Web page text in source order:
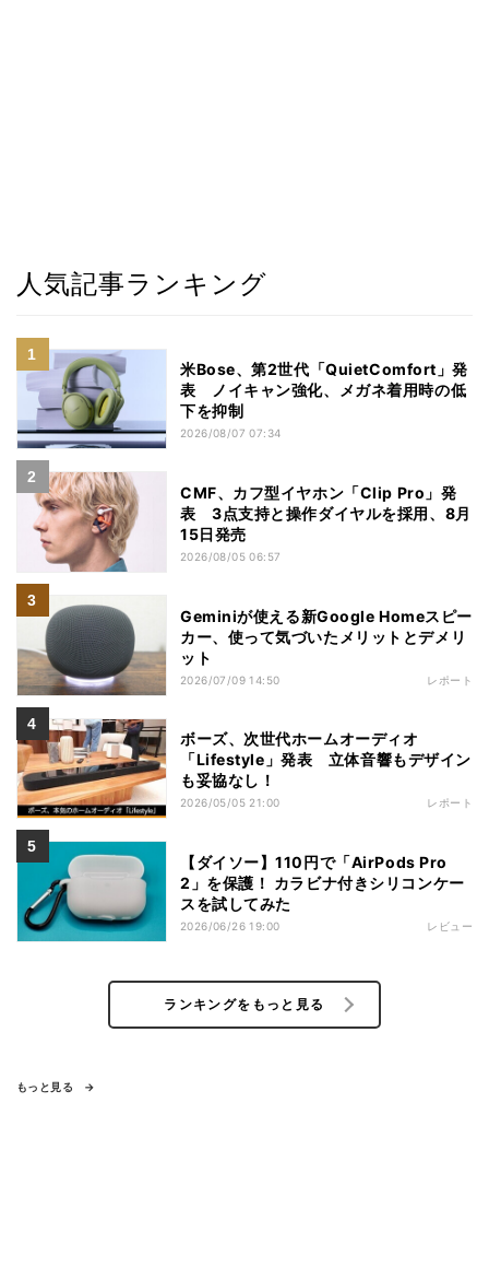
人気記事ランキング
米Bose、第2世代「QuietComfort」発
表 ノイキャン強化、メガネ着用時の低
下を抑制
2026/08/07 07:34
CMF、カフ型イヤホン「Clip Pro」発
表 3点支持と操作ダイヤルを採用、8月
15日発売
2026/08/05 06:57
Geminiが使える新Google Homeスピー
カー、使って気づいたメリットとデメリ
ット
2026/07/09 14:50 レポート
ボーズ、次世代ホームオーディオ
「Lifestyle」発表 立体音響もデザイン
も妥協なし！
2026/05/05 21:00 レポート
【ダイソー】110円で「AirPods Pro
2」を保護！ カラビナ付きシリコンケー
スを試してみた
2026/06/26 19:00 レビュー
ランキングをもっと見る
もっと見る